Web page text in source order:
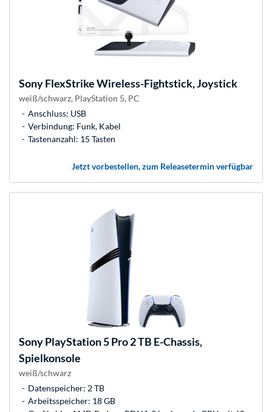
SonyFlexStrike Wireless-Fightstick, Joystick
weiß/schwarz, PlayStation 5, PC
Anschluss: USB
Verbindung: Funk, Kabel
Tastenanzahl: 15 Tasten
Jetzt vorbestellen, zum Releasetermin verfügbar
SonyPlayStation 5 Pro 2 TB E-Chassis,
Spielkonsole
weiß/schwarz
Datenspeicher: 2 TB
Arbeitsspeicher: 18 GB